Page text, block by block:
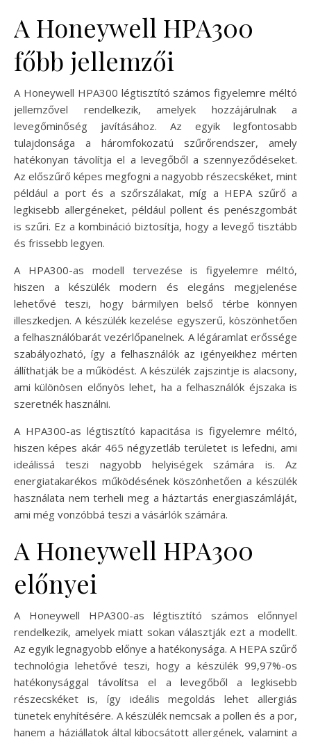
A Honeywell HPA300
főbb jellemzői
A Honeywell HPA300 légtisztító számos figyelemre méltó
jellemzővel rendelkezik, amelyek hozzájárulnak a
levegőminőség javításához. Az egyik legfontosabb
tulajdonsága a háromfokozatú szűrőrendszer, amely
hatékonyan távolítja el a levegőből a szennyeződéseket.
Az előszűrő képes megfogni a nagyobb részecskéket, mint
például a port és a szőrszálakat, míg a HEPA szűrő a
legkisebb allergéneket, például pollent és penészgombát
is szűri. Ez a kombináció biztosítja, hogy a levegő tisztább
és frissebb legyen.
A HPA300-as modell tervezése is figyelemre méltó,
hiszen a készülék modern és elegáns megjelenése
lehetővé teszi, hogy bármilyen belső térbe könnyen
illeszkedjen. A készülék kezelése egyszerű, köszönhetően
a felhasználóbarát vezérlőpanelnek. A légáramlat erőssége
szabályozható, így a felhasználók az igényeikhez mérten
állíthatják be a működést. A készülék zajszintje is alacsony,
ami különösen előnyös lehet, ha a felhasználók éjszaka is
szeretnék használni.
A HPA300-as légtisztító kapacitása is figyelemre méltó,
hiszen képes akár 465 négyzetláb területet is lefedni, ami
ideálissá teszi nagyobb helyiségek számára is. Az
energiatakarékos működésének köszönhetően a készülék
használata nem terheli meg a háztartás energiaszámláját,
ami még vonzóbbá teszi a vásárlók számára.
A Honeywell HPA300
előnyei
A Honeywell HPA300-as légtisztító számos előnnyel
rendelkezik, amelyek miatt sokan választják ezt a modellt.
Az egyik legnagyobb előnye a hatékonysága. A HEPA szűrő
technológia lehetővé teszi, hogy a készülék 99,97%-os
hatékonysággal távolítsa el a levegőből a legkisebb
részecskéket is, így ideális megoldás lehet allergiás
tünetek enyhítésére. A készülék nemcsak a pollen és a por,
hanem a háziállatok által kibocsátott allergének, valamint a